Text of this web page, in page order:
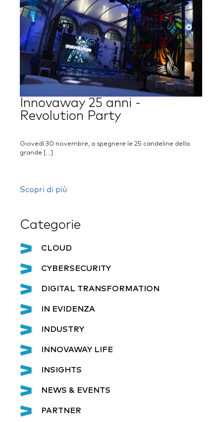
Innovaway 25 anni -
Revolution Party
Giovedì 30 novembre, a spegnere le 25 candeline della
grande […]
Scopri di più
Categorie
CLOUD
CYBERSECURITY
DIGITAL TRANSFORMATION
IN EVIDENZA
INDUSTRY
INNOVAWAY LIFE
INSIGHTS
NEWS & EVENTS
PARTNER